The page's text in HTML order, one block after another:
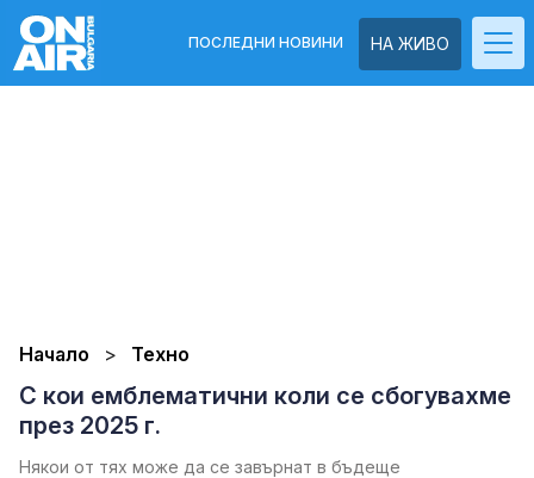
НА ЖИВО
ПОСЛЕДНИ НОВИНИ
Начало Техно
С кои емблематични коли се сбогувахме
през 2025 г.
Някои от тях може да се завърнат в бъдеще